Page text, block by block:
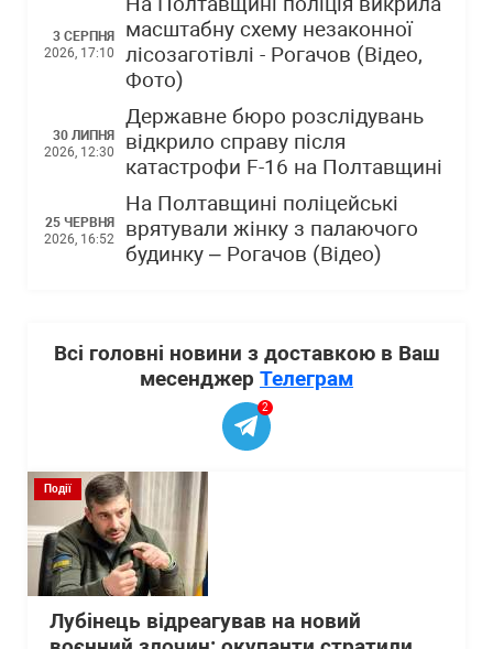
3 СЕРПНЯ
2026, 17:10
масштабну схему незаконної
лісозаготівлі - Рогачов (Відео,
Фото)
30 ЛИПНЯ
2026, 12:30
Державне бюро розслідувань
відкрило справу після
катастрофи F-16 на Полтавщині
25 ЧЕРВНЯ
2026, 16:52
На Полтавщині поліцейські
врятували жінку з палаючого
будинку – Рогачов (Відео)
Всі головні новини з доставкою в Ваш
месенджер Телеграм
2
Події
Лубінець відреагував на новий